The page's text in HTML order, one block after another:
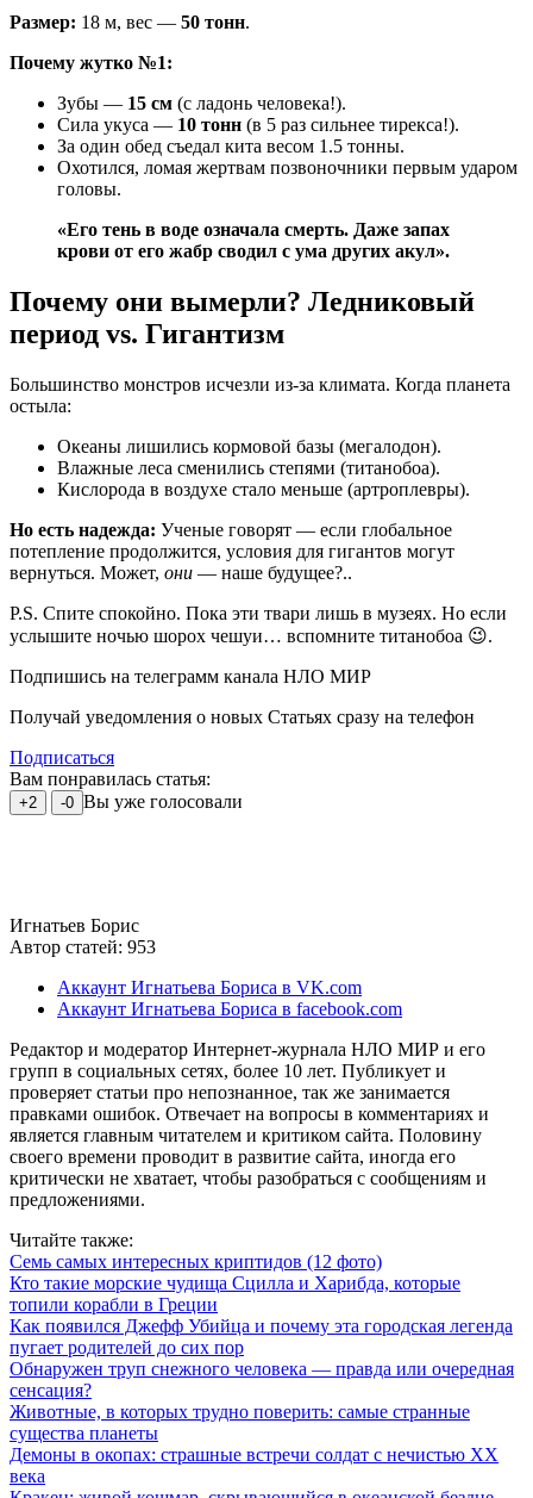
Размер: 18 м, вес — 50 тонн.
Почему жутко №1:
Зубы — 15 см (с ладонь человека!).
Сила укуса — 10 тонн (в 5 раз сильнее тирекса!).
За один обед съедал кита весом 1.5 тонны.
Охотился, ломая жертвам позвоночники первым ударом
головы.
«Его тень в воде означала смерть. Даже запах
крови от его жабр сводил с ума других акул».
Почему они вымерли? Ледниковый
период vs. Гигантизм
Большинство монстров исчезли из-за климата. Когда планета
остыла:
Океаны лишились кормовой базы (мегалодон).
Влажные леса сменились степями (титанобоа).
Кислорода в воздухе стало меньше (артроплевры).
Но есть надежда: Ученые говорят — если глобальное
потепление продолжится, условия для гигантов могут
вернуться. Может, они — наше будущее?..
P.S. Спите спокойно. Пока эти твари лишь в музеях. Но если
услышите ночью шорох чешуи… вспомните титанобоа 😉.
Подпишись на телеграмм канала НЛО МИР
Получай уведомления о новых Статьях сразу на телефон
Подписаться
Вам понравилась статья:
+2 -0 Вы уже голосовали
Игнатьев Борис
Автор статей: 953
Аккаунт Игнатьева Бориса в VK.com
Аккаунт Игнатьева Бориса в facebook.com
Редактор и модератор Интернет-журнала НЛО МИР и его
групп в социальных сетях, более 10 лет. Публикует и
проверяет статьи про непознанное, так же занимается
правками ошибок. Отвечает на вопросы в комментариях и
является главным читателем и критиком сайта. Половину
своего времени проводит в развитие сайта, иногда его
критически не хватает, чтобы разобраться с сообщениям и
предложениями.
Читайте также:
Семь самых интересных криптидов (12 фото)
Кто такие морские чудища Сцилла и Харибда, которые
топили корабли в Греции
Как появился Джефф Убийца и почему эта городская легенда
пугает родителей до сих пор
Обнаружен труп снежного человека — правда или очередная
сенсация?
Животные, в которых трудно поверить: самые странные
существа планеты
Демоны в окопах: страшные встречи солдат с нечистью XX
века